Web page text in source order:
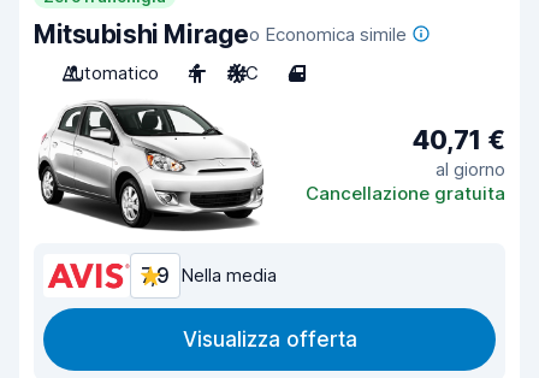
Mitsubishi Mirageo Economica simile
Automatico
4 A/C 4
40,71 €
al giorno
Cancellazione gratuita
7,9 Nella media
Visualizza offerta